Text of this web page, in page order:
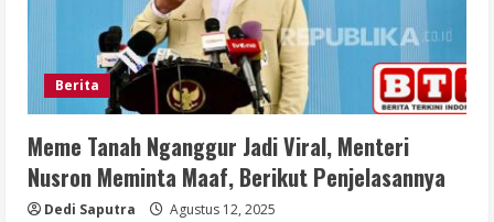
Berita
Meme Tanah Nganggur Jadi Viral, Menteri
Nusron Meminta Maaf, Berikut Penjelasannya
Dedi Saputra Agustus 12, 2025